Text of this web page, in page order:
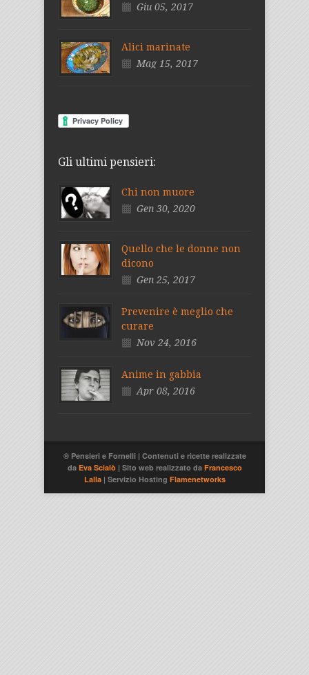
Giu 05, 2017
Alici marinate
Mag 15, 2017
Gli ultimi pensieri:
Chi non muore
Gen 30, 2020
Quello che le donne non
dicono
Gen 25, 2017
Prevenire è meglio che
curare
Nov 24, 2016
Anime in gabbia
Apr 08, 2016
® Pensieri e Fornelli | Contenuti e ricette realizzate
da Eva Scialò | Sito web realizzato da Francesco
Lalla | Servizio Hosting Flamenetworks